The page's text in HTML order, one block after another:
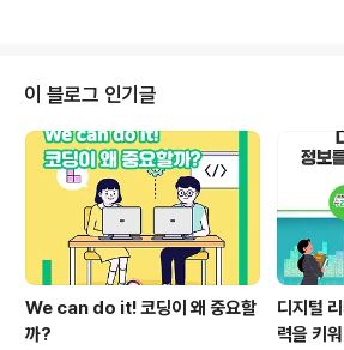
대학교의 정상화를 위해 지속적으로 노력해 왔습니다. 그
런데, 학교법인 상지학원 및 상지대에서 제출한 대학운영
정상화 방안(‘14.10.10) 및 구체적 추진계획(’14.11.7)
검토한 결과, 기숙사 신축, 한방병원 강릉 분원 설립 등
추진계획만 제시하고, 공사비 출연 계획(출연증서 등) ..
이 블로그 인기글
We can do it! 코딩이 왜 중요할
까?
디지털
력을 키